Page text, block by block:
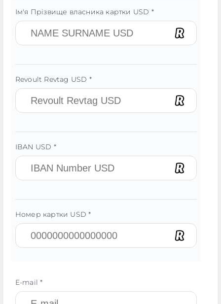
Ім'я Прізвище власника картки USD *
Revoult Revtag USD *
IBAN USD *
Номер картки USD *
E-mail *